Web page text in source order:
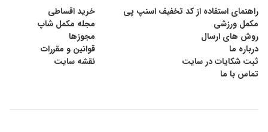
راهنمای استفاده از کد تخفیف اسنپ پی
خرید اقساطی
مکمل ورزشی
مجله مکمل شاپ
روش های ارسال
مجوزها
درباره ما
قوانین و مقررات
ثبت شکایات در سایت
نقشه سایت
تماس با ما